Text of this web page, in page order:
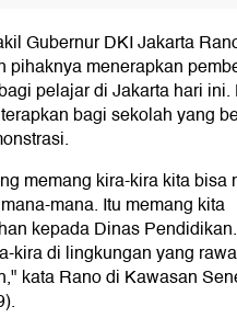
Gubernur DKI Jakarta
pihaknya menerapkan
pelajar di Jakarta hari ini.
bagi sekolah yang
memang kira-kira kita bisa
mana. Itu memang kita
kepada Dinas
kira di lingkungan yang
kata Rano di Kawasan